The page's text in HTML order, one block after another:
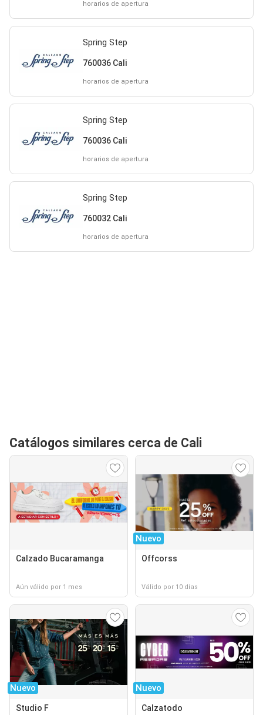
horarios de apertura
Spring Step
760036 Cali
horarios de apertura
Spring Step
760036 Cali
horarios de apertura
Spring Step
760032 Cali
horarios de apertura
Catálogos similares cerca de Cali
Calzado Bucaramanga
Aún válido por 1 mes
Nuevo
Offcorss
Válido por 10 días
Nuevo
Studio F
Nuevo
Calzatodo